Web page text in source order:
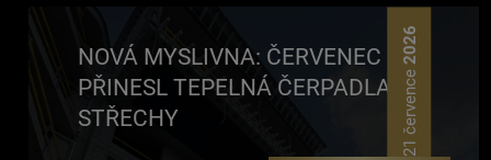
21 července
2026
NOVÁ MYSLIVNA: ČERVENEC
PŘINESL TEPELNÁ ČERPADLA NA
STŘECHY